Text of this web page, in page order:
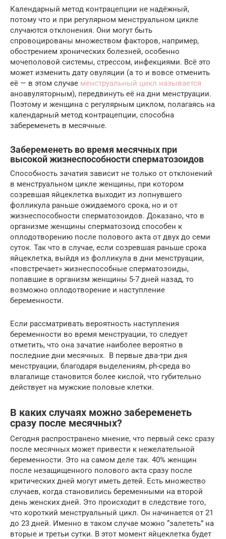
Календарный метод контрацепции не надёжный,
потому что и при регулярном менструальном цикле
случаются отклонения. Они могут быть
спровоцированы множеством факторов, например,
обострением хронических болезней, особенно
мочеполовой системы, стрессом, инфекциями. Всё это
может изменить дату овуляции (а то и вовсе отменить
её — в этом случае менструальный цикл называется
аноавуляторным), передвинуть её на дни менструации.
Поэтому и женщина с регулярным циклом, полагаясь на
календарный метод контрацепции, способна
забеременеть в месячные.
Забеременеть во время месячных при
высокой жизнеспособности сперматозоидов
Способность зачатия зависит не только от отклонений
в менструальном цикле женщины, при котором
созревшая яйцеклетка выходит из лопнувшего
фолликула раньше ожидаемого срока, но и от
жизнеспособности сперматозоидов. Доказано, что в
организме женщины сперматозоид способен к
оплодотворению после полового акта от двух до семи
суток. Так что в случае, если созревшая раньше срока
яйцеклетка, выйдя из фолликула в дни менструации,
«повстречает» жизнеспособные сперматозоиды,
попавшие в организм женщины 5-7 дней назад, то
возможно оплодотворение и наступление
беременности.
Если рассматривать вероятность наступления
беременности во время менструации, то следует
отметить, что она зачатие наиболее вероятно в
последние дни месячных. В первые два-три дня
менструации, благодаря выделениям, рh-среда во
влагалище становится более кислой, что губительно
действует на мужские половые клетки.
В каких случаях можно забеременеть
сразу после месячных?
Сегодня распространено мнение, что первый секс сразу
после месячных может привести к нежелательной
беременности. Это на самом деле так. 40% женщин
после незащищенного полового акта сразу после
критических дней могут иметь детей. Есть множество
случаев, когда становились беременными на второй
день женских дней. Это происходит в следствие того,
что короткий менструальный цикл. Он начинается от 21
до 23 дней. Именно в таком случае можно “залететь” на
вторые и третьи сутки. В этот момент яйцеклетка будет